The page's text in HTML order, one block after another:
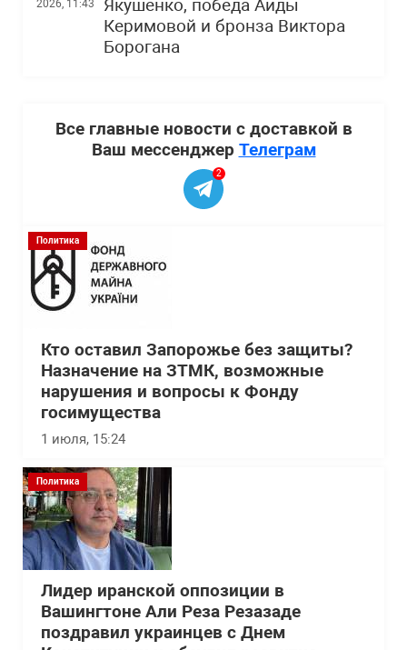
2026, 11:43
Якушенко, победа Аиды
Керимовой и бронза Виктора
Борогана
Все главные новости с доставкой в
Ваш мессенджер Телеграм
2
Политика
Кто оставил Запорожье без защиты?
Назначение на ЗТМК, возможные
нарушения и вопросы к Фонду
госимущества
1 июля, 15:24
Политика
Лидер иранской оппозиции в
Вашингтоне Али Реза Резазаде
поздравил украинцев с Днем